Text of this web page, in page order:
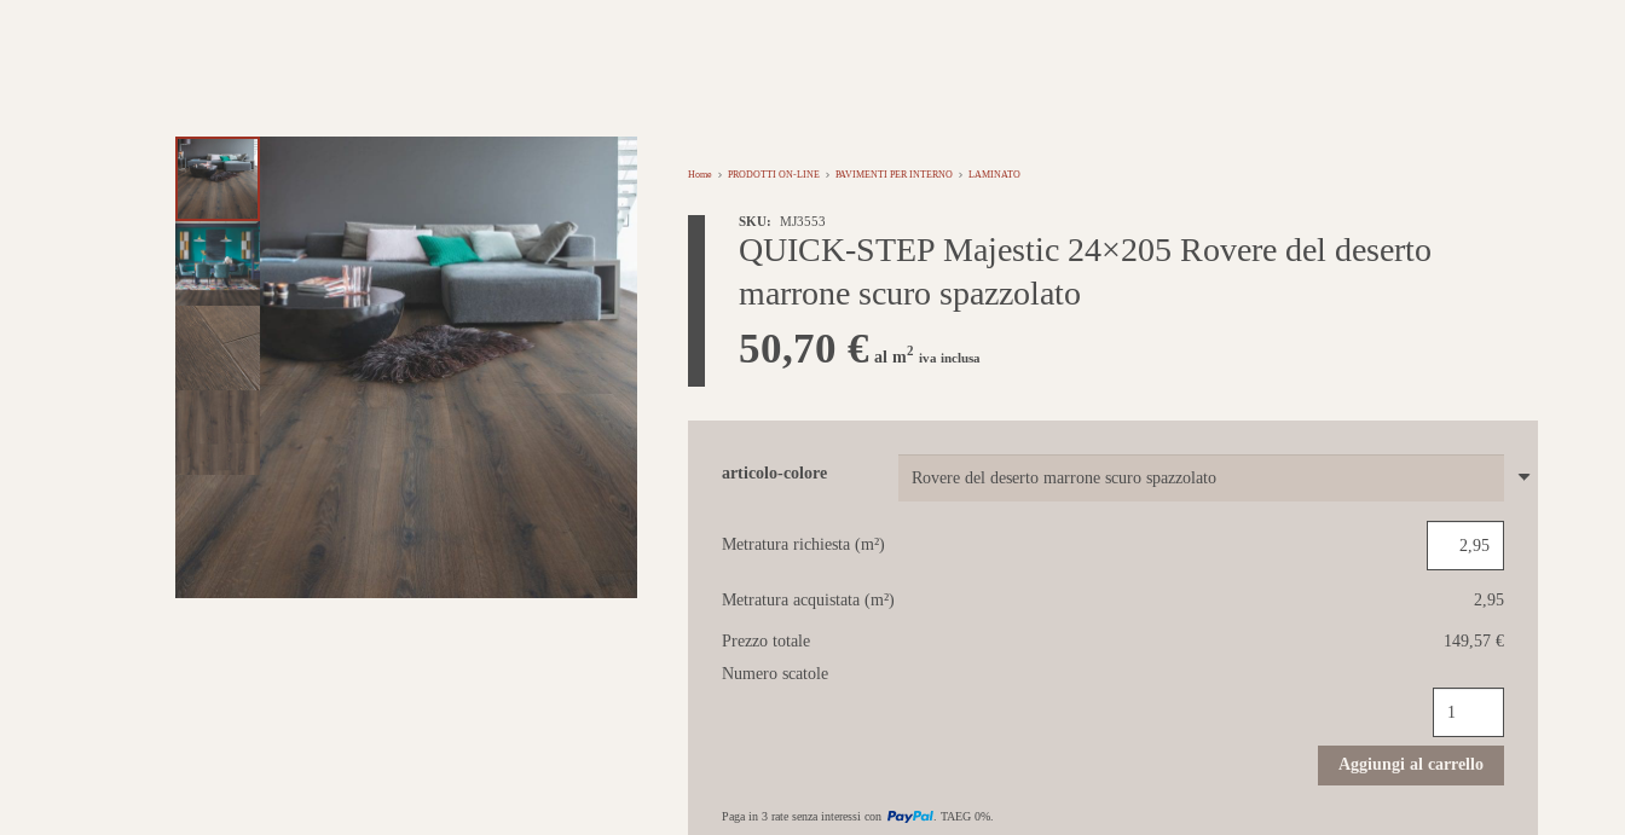
Home PRODOTTI ON-LINE PAVIMENTI PER INTERNO LAMINATO
SKU: MJ3553
QUICK-STEP Majestic 24×205 Rovere del deserto
marrone scuro spazzolato
50,70 € al m2 iva inclusa
articolo-colore
Metratura richiesta (m²)
Metratura acquistata (m²) 2,95
Prezzo totale 149,57 €
STEP
Majestic
24x205
Rovere
Aggiungi al carrello
Numero scatole
Paga in 3 rate senza interessi con . TAEG 0%.